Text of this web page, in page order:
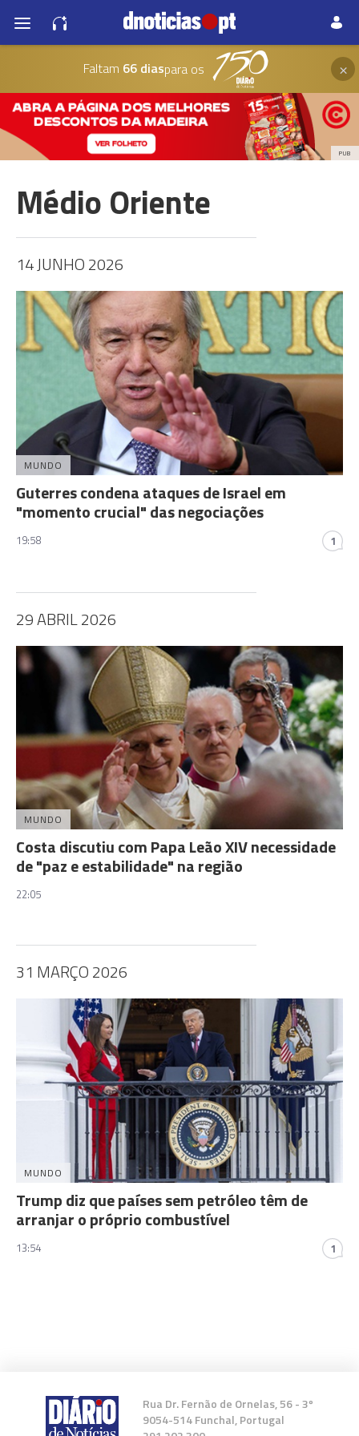
Faltam 66 diaspara os ×
PUB
Médio Oriente
14 JUNHO 2026
MUNDO
Guterres condena ataques de Israel em
"momento crucial" das negociações
19:58 1
29 ABRIL 2026
MUNDO
Costa discutiu com Papa Leão XIV necessidade
de "paz e estabilidade" na região
22:05
31 MARÇO 2026
MUNDO
Trump diz que países sem petróleo têm de
arranjar o próprio combustível
13:54 1
Rua Dr. Fernão de Ornelas, 56 - 3º
9054-514 Funchal, Portugal